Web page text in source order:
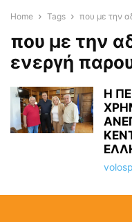
Home Tags που µε την
που µε την
ενεργή
Η